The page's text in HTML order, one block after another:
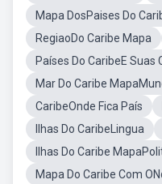
Mapa DosPaises Do
RegiaoDo Caribe Mapa
Países Do CaribeE Suas
Mar Do Caribe
CaribeOnde Fica País
Ilhas Do CaribeLingua
Ilhas Do Caribe
Mapa Do Caribe Com